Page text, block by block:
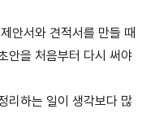
안서와 견적서를 만들 때
안을 처음부터 다시 써야
리하는 일이 생각보다 많